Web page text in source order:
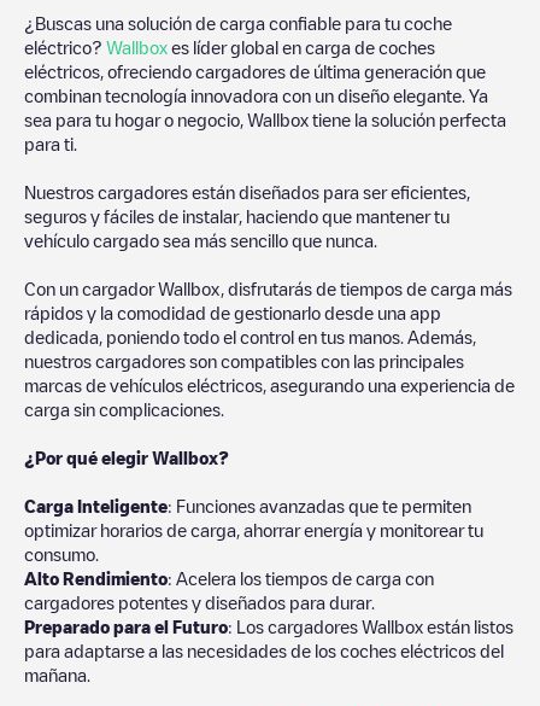
¿Buscas una solución de carga confiable para tu coche
eléctrico? Wallbox es líder global en carga de coches
eléctricos, ofreciendo cargadores de última generación que
combinan tecnología innovadora con un diseño elegante. Ya
sea para tu hogar o negocio, Wallbox tiene la solución perfecta
para ti.
Nuestros cargadores están diseñados para ser eficientes,
seguros y fáciles de instalar, haciendo que mantener tu
vehículo cargado sea más sencillo que nunca.
Con un cargador Wallbox, disfrutarás de tiempos de carga más
rápidos y la comodidad de gestionarlo desde una app
dedicada, poniendo todo el control en tus manos. Además,
nuestros cargadores son compatibles con las principales
marcas de vehículos eléctricos, asegurando una experiencia de
carga sin complicaciones.
¿Por qué elegir Wallbox?
Carga Inteligente: Funciones avanzadas que te permiten
optimizar horarios de carga, ahorrar energía y monitorear tu
consumo.
Alto Rendimiento: Acelera los tiempos de carga con
cargadores potentes y diseñados para durar.
Preparado para el Futuro: Los cargadores Wallbox están listos
para adaptarse a las necesidades de los coches eléctricos del
mañana.